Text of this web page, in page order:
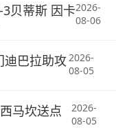
贝蒂斯 因卡2026-
08-06
迪巴拉助攻2026-
08-05
马坎送点
2026-
08-05